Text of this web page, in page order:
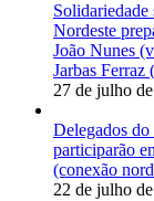
Nordeste
João Nunes
Jarbas
27 de julho
Delegados do
participarão
(conexão
22 de julho